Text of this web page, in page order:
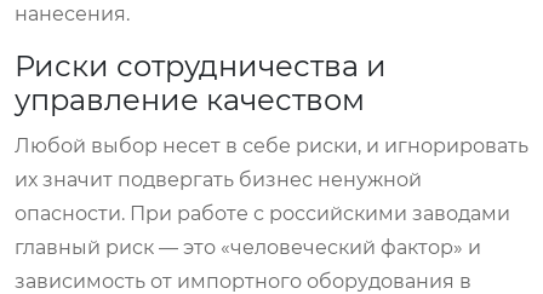
нанесения.
Риски сотрудничества и
управление качеством
Любой выбор несет в себе риски, и игнорировать
их значит подвергать бизнес ненужной
опасности. При работе с российскими заводами
главный риск — это «человеческий фактор» и
зависимость от импортного оборудования в